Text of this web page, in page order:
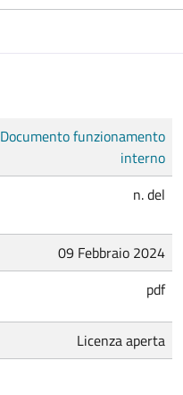
Documento funzionamento
interno
n. del
09 Febbraio 2024
pdf
Licenza aperta